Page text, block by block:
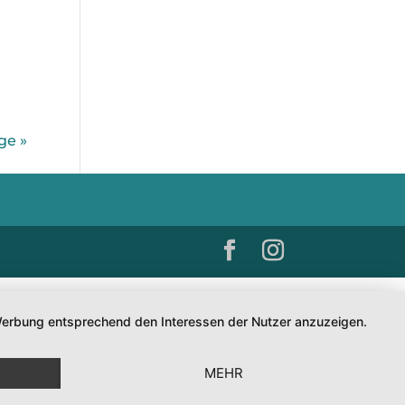
»
entsprechend den Interessen der Nutzer anzuzeigen.
MEHR